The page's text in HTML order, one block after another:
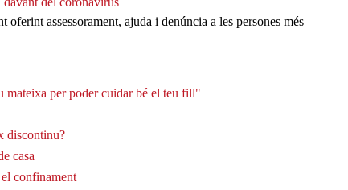
assessorament, ajuda i denúncia a les persones més
mateixa per poder cuidar bé el teu fill"
discontinu?
casa
confinament